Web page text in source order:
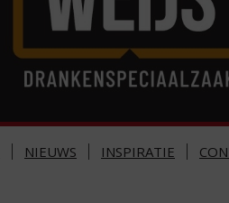
NIEUWS INSPIRATIE